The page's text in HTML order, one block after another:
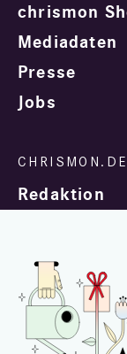
chrismon
Mediadaten
Presse
Jobs
Redaktion